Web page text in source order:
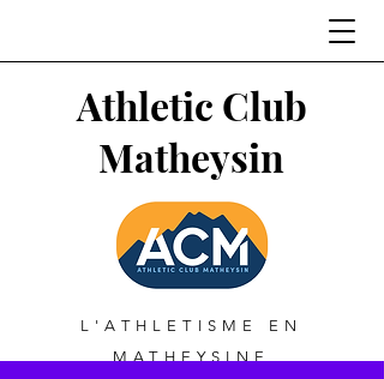
Athletic Club
Matheysin
L'ATHLETISME EN
MATHEYSINE